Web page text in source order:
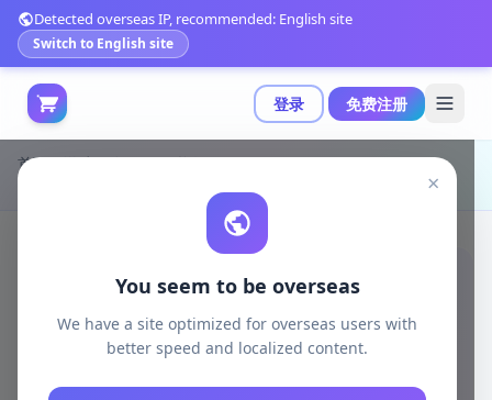
登录 免费注册
Detected overseas IP, recommended: English site
Switch to English site
×
You seem to be overseas
We have a site optimized for overseas users with
better speed and localized content.
首页 游戏开发 unity资源
Unity Templates